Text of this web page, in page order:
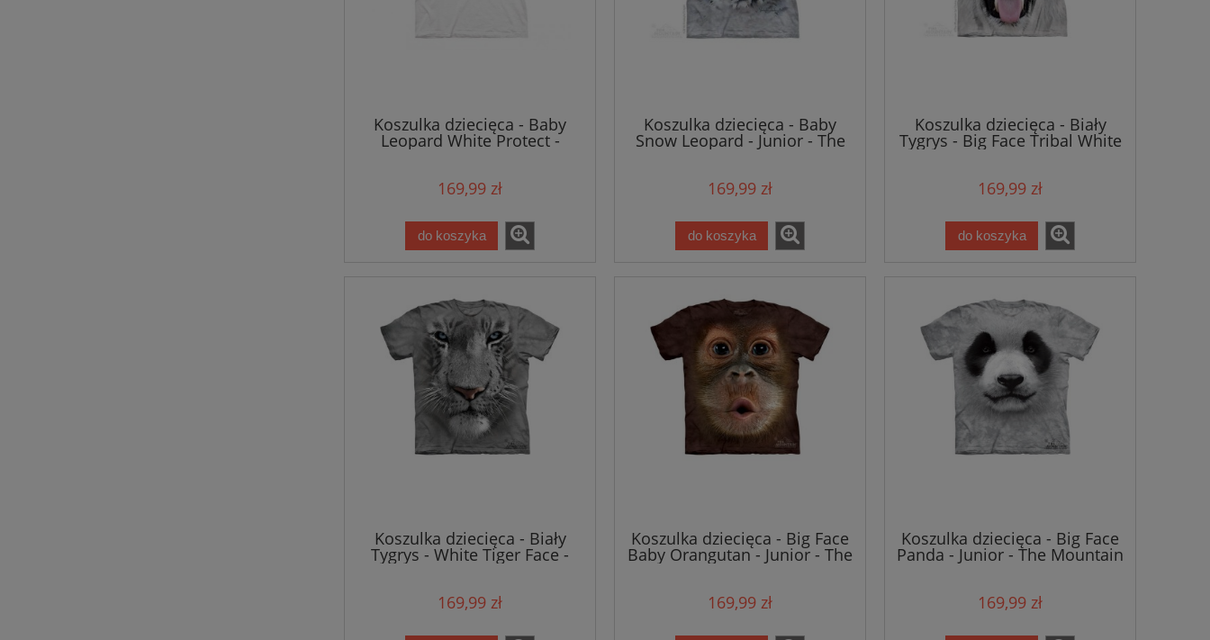
Koszulka dziecięca - Baby
Leopard White Protect -
Junior - The Mountain
169,99 zł
do koszyka
Koszulka dziecięca - Baby
Snow Leopard - Junior - The
Mountain
169,99 zł
do koszyka
Koszulka dziecięca - Biały
Tygrys - Big Face Tribal White
Tiger - The Mountain
169,99 zł
do koszyka
Koszulka dziecięca - Biały
Tygrys - White Tiger Face -
Junior - The Mountain
169,99 zł
Koszulka dziecięca - Big Face
Baby Orangutan - Junior - The
Mountain
169,99 zł
Koszulka dziecięca - Big Face
Panda - Junior - The Mountain
169,99 zł